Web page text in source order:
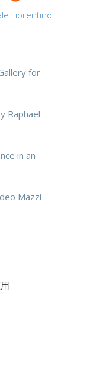
Fiorentino
for
Raphael
in an
Mazzi